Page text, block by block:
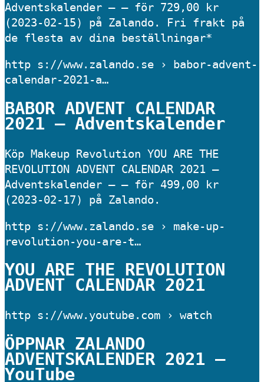
Adventskalender – – för 729,00 kr
(2023-02-15) på Zalando. Fri frakt på
de flesta av dina beställningar*
http s://www.zalando.se › babor-advent-
calendar-2021-a…
BABOR ADVENT CALENDAR
2021 – Adventskalender
Köp Makeup Revolution YOU ARE THE
REVOLUTION ADVENT CALENDAR 2021 –
Adventskalender – – för 499,00 kr
(2023-02-17) på Zalando.
http s://www.zalando.se › make-up-
revolution-you-are-t…
YOU ARE THE REVOLUTION
ADVENT CALENDAR 2021
http s://www.youtube.com › watch
ÖPPNAR ZALANDO
ADVENTSKALENDER 2021 –
YouTube